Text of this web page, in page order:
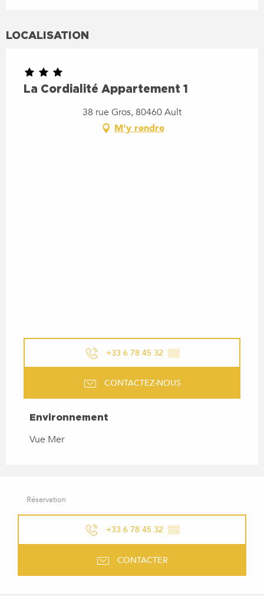
LOCALISATION
La Cordialité Appartement 1
38 rue Gros, 80460 Ault
M'y rendre
+33 6 78 45 32 ▒▒
CONTACTEZ-NOUS
ENVIRONNEMENT
Environnement
Vue Mer
Réservation
+33 6 78 45 32 ▒▒
CONTACTER